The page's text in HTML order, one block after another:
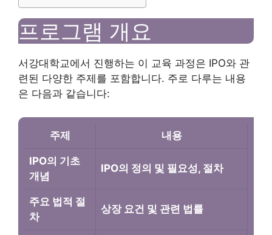
프로그램 개요
서강대학교에서 진행하는 이 교육 과정은 IPO와 관
련된 다양한 주제를 포함합니다. 주로 다루는 내용
은 다음과 같습니다:
주제 내용
IPO의 기초
개념
IPO의 정의 및 필요성, 절차
주요 법적 절
차
상장 요건 및 관련 법률